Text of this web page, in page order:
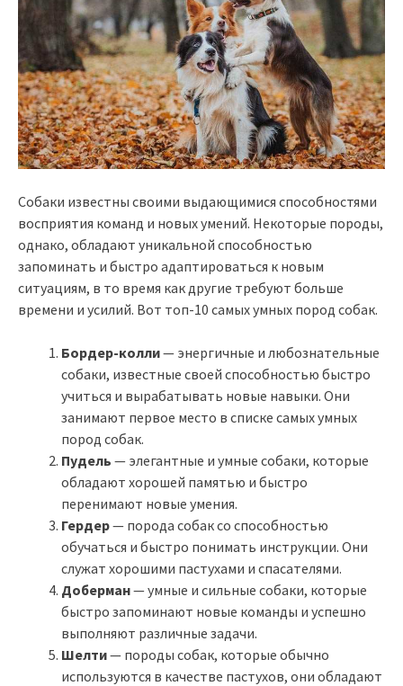
Собаки известны своими выдающимися способностями
восприятия команд и новых умений. Некоторые породы,
однако, обладают уникальной способностью
запоминать и быстро адаптироваться к новым
ситуациям, в то время как другие требуют больше
времени и усилий. Вот топ-10 самых умных пород собак.
Бордер-колли— энергичные и любознательные
собаки, известные своей способностью быстро
учиться и вырабатывать новые навыки. Они
занимают первое место в списке самых умных
пород собак.
Пудель — элегантные и умные собаки, которые
обладают хорошей памятью и быстро
перенимают новые умения.
Гердер— порода собак со способностью
обучаться и быстро понимать инструкции. Они
служат хорошими пастухами и спасателями.
Доберман— умные и сильные собаки, которые
быстро запоминают новые команды и успешно
выполняют различные задачи.
Шелти— породы собак, которые обычно
используются в качестве пастухов, они обладают